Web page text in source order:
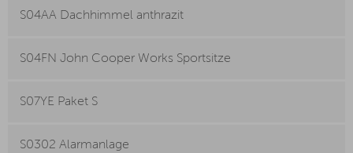
S04AA Dachhimmel anthrazit
S04FN John Cooper Works Sportsitze
S07YE Paket S
S0302 Alarmanlage